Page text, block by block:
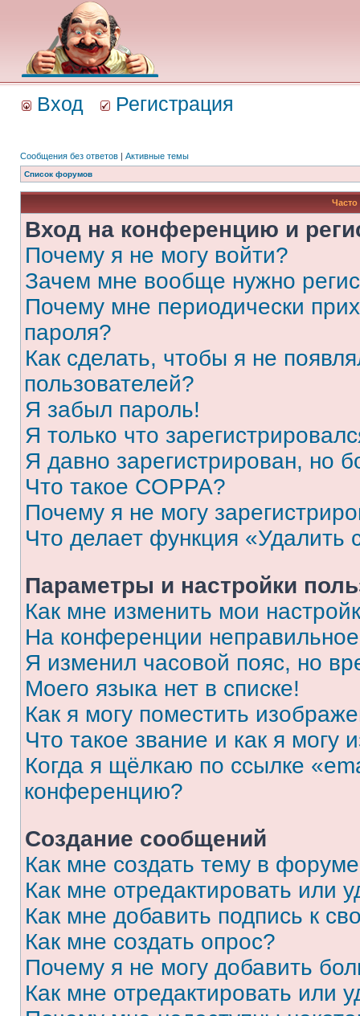
Вход Регистрация
Сообщения без ответов | Активные темы
Список форумов
Вход на конференцию и
Почему я не могу войти?
Зачем мне вообще нужно
Почему мне периодически
пароля?
Как сделать, чтобы я не
пользователей?
Я забыл пароль!
Я только что
Я давно зарегистрирован, но
Что такое COPPA?
Почему я не могу
Что делает функция «Удалить
Параметры и настройки
Как мне изменить мои
На конференции
Я изменил часовой пояс, но
Моего языка нет в списке!
Как я могу поместить
Что такое звание и как я могу
Когда я щёлкаю по ссылке
конференцию?
Создание сообщений
Как мне создать тему в
Как мне отредактировать или
Как мне добавить подпись к
Как мне создать опрос?
Почему я не могу добавить
Как мне отредактировать или